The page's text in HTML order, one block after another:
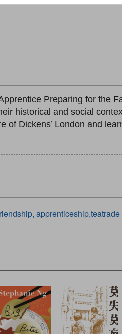
Preparing for the
historical and social
of Dickens’ London and
apprenticeship,teatrade